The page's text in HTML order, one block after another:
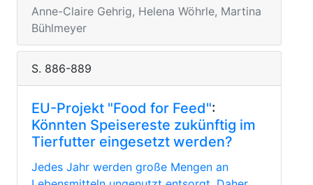
Anne-Claire Gehrig, Helena Wöhrle, Martina
Bühlmeyer
S. 886-889
EU-Projekt "Food for Feed":
Könnten Speisereste zukünftig im
Tierfutter eingesetzt werden?
Jedes Jahr werden große Mengen an